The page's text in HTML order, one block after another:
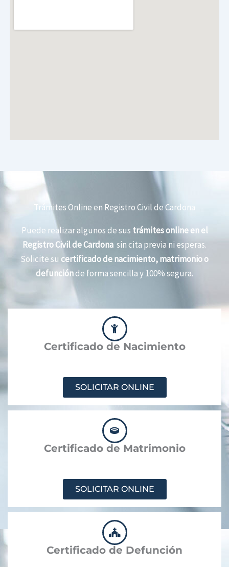
Trámites Online en Registro Civil de Cardona
Puede realizar algunos de sus trámites online en el
Registro Civil de Cardona sin cita previa ni esperas.
Solicite su certificado de nacimiento, matrimonio o
defunciónde forma sencilla y 100% segura.
Certificado de Nacimiento
SOLICITAR ONLINE
Certificado de Matrimonio
SOLICITAR ONLINE
Certificado de Defunción